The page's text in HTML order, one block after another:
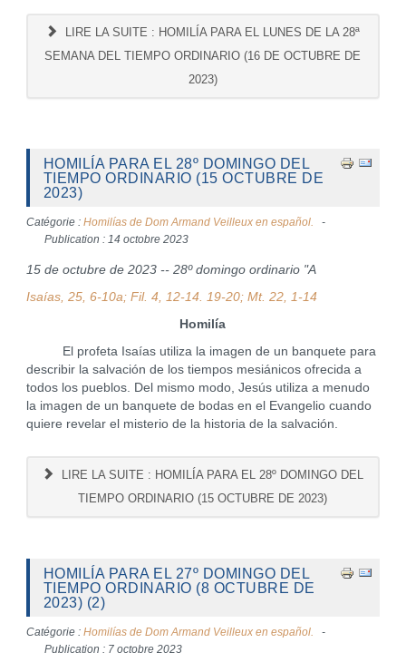
LIRE LA SUITE : HOMILÍA PARA EL LUNES DE LA 28ª
SEMANA DEL TIEMPO ORDINARIO (16 DE OCTUBRE DE
2023)
HOMILÍA PARA EL 28º DOMINGO DEL
TIEMPO ORDINARIO (15 OCTUBRE DE
2023)
Catégorie : Homilías de Dom Armand Veilleux en español.
Publication : 14 octobre 2023
15 de octubre de 2023 -- 28º domingo ordinario "A
Isaías, 25, 6-10a; Fil. 4, 12-14. 19-20; Mt. 22, 1-14
Homilía
El profeta Isaías utiliza la imagen de un banquete para
describir la salvación de los tiempos mesiánicos ofrecida a
todos los pueblos. Del mismo modo, Jesús utiliza a menudo
la imagen de un banquete de bodas en el Evangelio cuando
quiere revelar el misterio de la historia de la salvación.
LIRE LA SUITE : HOMILÍA PARA EL 28º DOMINGO DEL
TIEMPO ORDINARIO (15 OCTUBRE DE 2023)
HOMILÍA PARA EL 27º DOMINGO DEL
TIEMPO ORDINARIO (8 OCTUBRE DE
2023) (2)
Catégorie : Homilías de Dom Armand Veilleux en español.
Publication : 7 octobre 2023